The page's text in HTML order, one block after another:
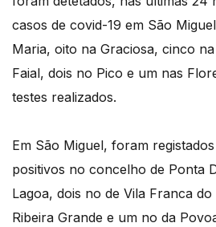
casos de covid-19 em São
Maria, oito na Graciosa, cinco
Faial, dois no Pico e um nas
testes realizados.
Em São Miguel, foram
positivos no concelho de Ponta
Lagoa, dois no de Vila Franca
Ribeira Grande e um no da